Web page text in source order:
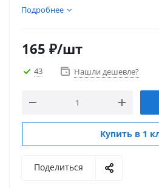
Подробнее
165 ₽/шт
43 Нашли дешевле?
Купить в 1
Поделиться